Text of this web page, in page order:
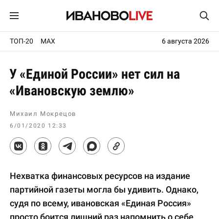
ТОП-20 MAX 6 августа 2026
У «Единой России» нет сил на
«Ивановскую землю»
Михаил Мокрецов
6/01/2020 12:33
Нехватка финансовых ресурсов на издание
партийной газеты могла бы удивить. Однако,
судя по всему, ивановская «Единая Россия»
просто боится лишний раз напомнить о себе